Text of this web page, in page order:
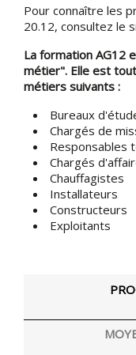
Pour connaître les
20.12, consultez le
La formation AG12
métier". Elle est
métiers suivants :
Bureaux
Chargés de
Responsables
Chargés
Chauffagistes
Installateurs
Constructeurs
Exploitants